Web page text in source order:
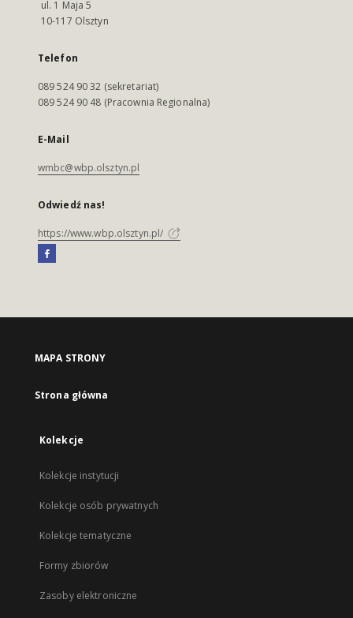
ul. 1 Maja 5
10-117 Olsztyn
Telefon
089 524 90 32 (sekretariat)
089 524 90 48 (Pracownia Regionalna)
E-Mail
wmbc@wbp.olsztyn.pl
Odwiedź nas!
https://www.wbp.olsztyn.pl/
MAPA STRONY
Strona główna
Kolekcje
Kolekcje instytucji
Kolekcje osób prywatnych
Kolekcje tematyczne
Formy zbiorów
Zasoby elektroniczne